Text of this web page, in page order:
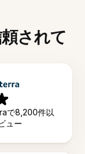
されて
で8,200件以
ュー